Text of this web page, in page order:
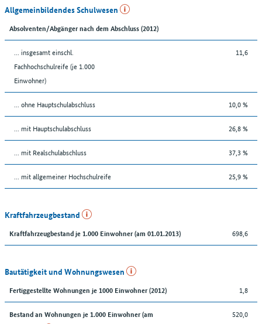
Allgemeinbildendes Schulwesen
Absolventen/Abgänger nach dem Abschluss (2012)
... insgesamt einschl.
Fachhochschulreife (je 1.000
Einwohner)
11,6
... ohne Hauptschulabschluss 10,0 %
... mit Hauptschulabschluss 26,8 %
... mit Realschulabschluss 37,3 %
... mit allgemeiner Hochschulreife 25,9 %
Kraftfahrzeugbestand
Kraftfahrzeugbestand je 1.000 Einwohner (am 01.01.2013) 698,6
Bautätigkeit und Wohnungswesen
Fertiggestellte Wohnungen je 1000 Einwohner (2012) 1,8
Bestand an Wohnungen je 1.000 Einwohner (am
520,0